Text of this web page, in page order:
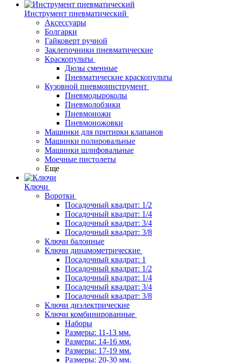
Инструмент пневматический
Аксессуары
Болгарки
Гайковерт ручной
Заклепочники пневматические
Краскопульты
Дюзы сменные
Пневматические краскопульты
Кузовной пневмоинструмент
Пневмодыроколы
Пневмолобзики
Пневмоножи
Пневмоножовки
Машинки для притирки клапанов
Машинки полировальные
Машинки шлифовальные
Моечные пистолеты
Еще
Ключи
Воротки
Посадочный квадрат: 1/2
Посадочный квадрат: 1/4
Посадочный квадрат: 3/4
Посадочный квадрат: 3/8
Ключи балонные
Ключи динамометрические
Посадочный квадрат: 1
Посадочный квадрат: 1/2
Посадочный квадрат: 1/4
Посадочный квадрат: 3/4
Посадочный квадрат: 3/8
Ключи диэлектрические
Ключи комбинированные
Наборы
Размеры: 11-13 мм.
Размеры: 14-16 мм.
Размеры: 17-19 мм.
Размеры: 20-30 мм.